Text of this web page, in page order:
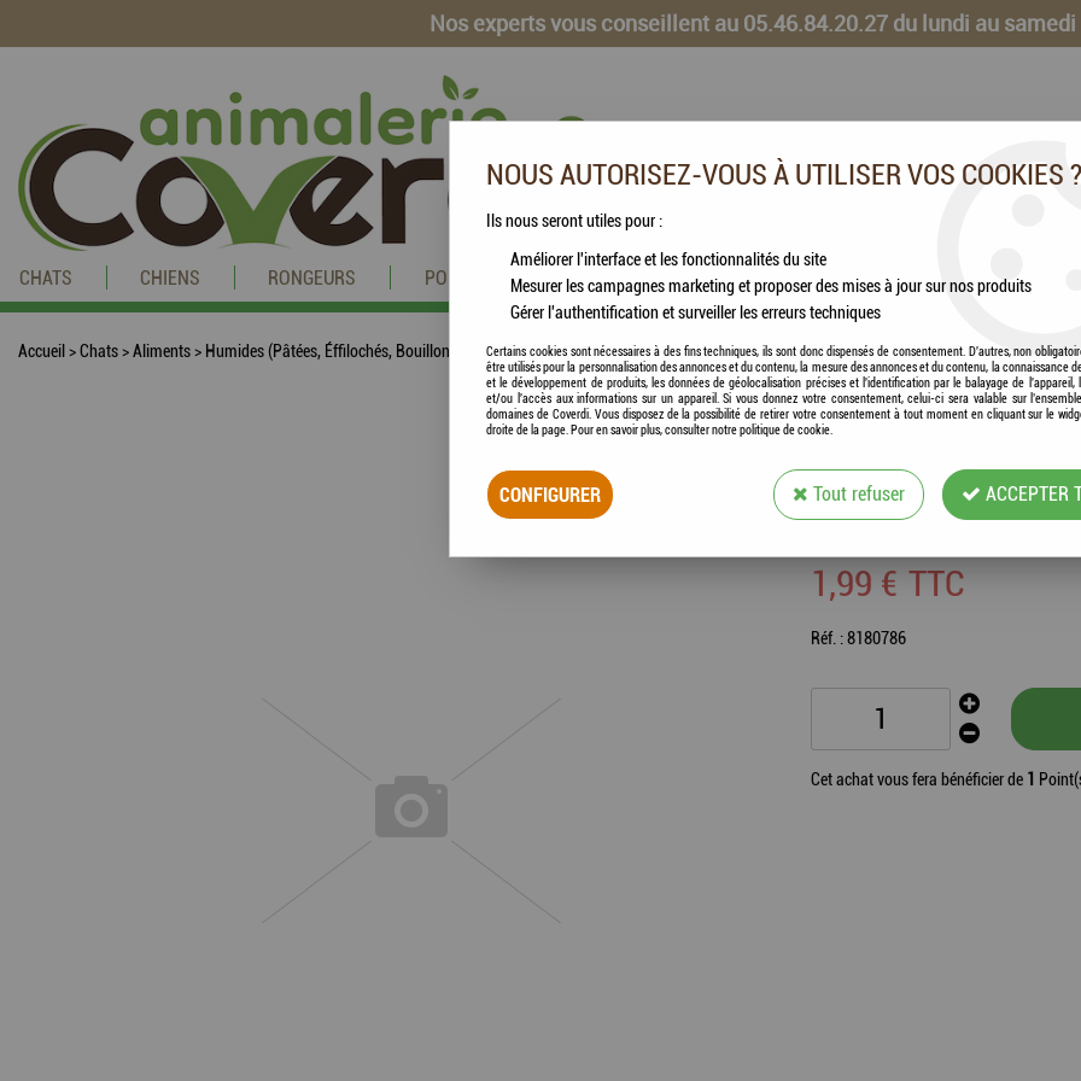
Nos experts vous conseillent au 05.46.84.20.27 du lundi au samedi
CHATS CHIENS RONGEURS POISSONS CHEVAUX VOLAILLES ANIMAUX DE LA FERME
Accueil >Chats>Aliments> Humides (Pâtées, Éffilochés, Bouillons, ...) >My little Festin - Éffiloché en Bouillon pour Chat THON & SARDINE
My Little Festin
MY LITTLE
CHAT THON &
1 ,99 € TTC
Réf. :8180786
Cet achat vous fera bénéficier de 1
NOUS AUTORISEZ-VOUS À UTILISER VOS COOKIES ?
Ils nous seront utiles pour :
Améliorer l'interface et les fonctionnalités du site
Mesurer les campagnes marketing et proposer des mises à jour sur nos produits
Gérer l'authentification et surveiller les erreurs techniques
Certains cookies sont nécessaires à des fins techniques, ils sont donc dispensés de consentement. D'autres, non
être utilisés pour la personnalisation des annonces et du contenu, la mesure des annonces et du contenu, la connaissance
et le développement de produits, les données de géolocalisation précises et l'identification par le balayage de l'appareil,
et/ou l'accès aux informations sur un appareil. Si vous donnez votre consentement, celui-ci sera valable sur
domaines de Coverdi. Vous disposez de la possibilité de retirer votre consentement à tout moment en cliquant sur le
droite de la page. Pour en savoir plus, consulter notre politique de cookie.
CONFIGURER Tout refuser ACCEPTER